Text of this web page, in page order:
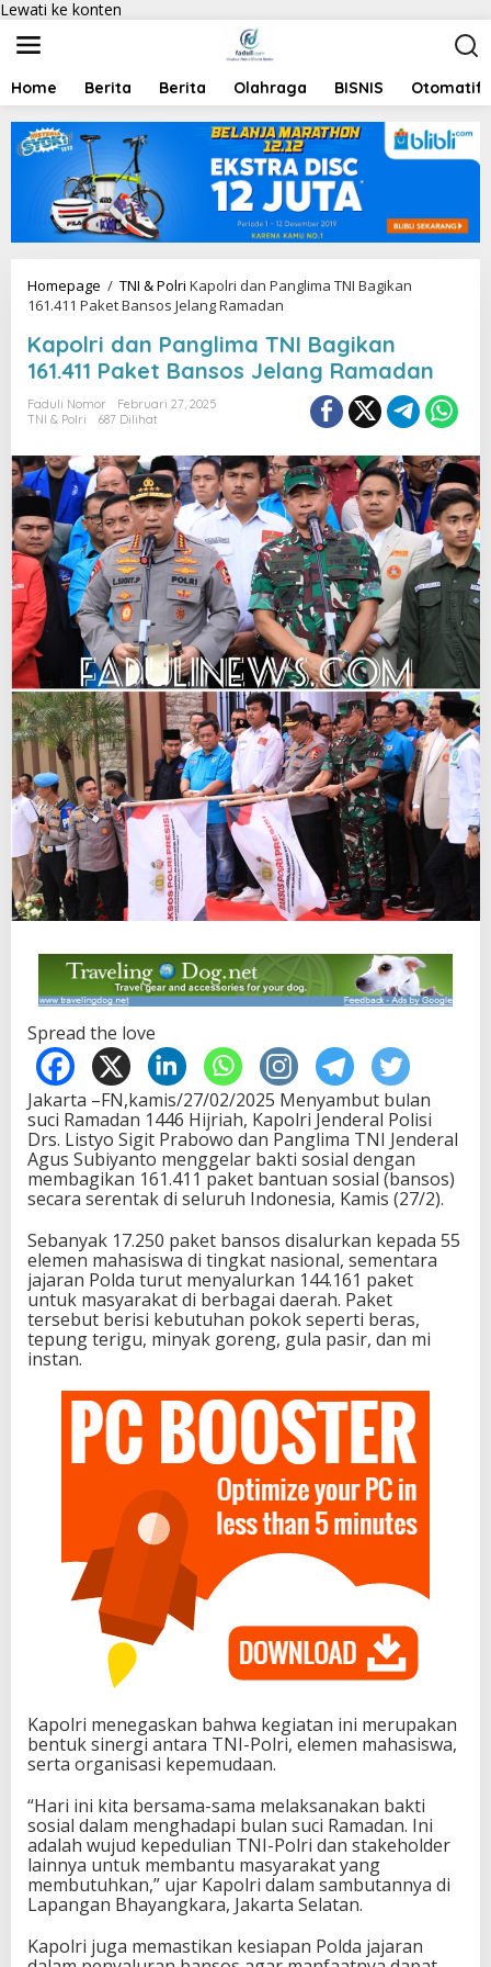
Lewati ke konten
Home Berita Berita Olahraga BISNIS Otomatif
Homepage / TNI & Polri Kapolri dan Panglima TNI Bagikan
161.411 Paket Bansos Jelang Ramadan
Kapolri dan Panglima TNI Bagikan
161.411 Paket Bansos Jelang Ramadan
Faduli Nomor
Februari 27, 2025
TNI & Polri
687 Dilihat
Spread the love
Jakarta –FN,kamis/27/02/2025 Menyambut bulan
suci Ramadan 1446 Hijriah, Kapolri Jenderal Polisi
Drs. Listyo Sigit Prabowo dan Panglima TNI Jenderal
Agus Subiyanto menggelar bakti sosial dengan
membagikan 161.411 paket bantuan sosial (bansos)
secara serentak di seluruh Indonesia, Kamis (27/2).
Sebanyak 17.250 paket bansos disalurkan kepada 55
elemen mahasiswa di tingkat nasional, sementara
jajaran Polda turut menyalurkan 144.161 paket
untuk masyarakat di berbagai daerah. Paket
tersebut berisi kebutuhan pokok seperti beras,
tepung terigu, minyak goreng, gula pasir, dan mi
instan.
Kapolri menegaskan bahwa kegiatan ini merupakan
bentuk sinergi antara TNI-Polri, elemen mahasiswa,
serta organisasi kepemudaan.
“Hari ini kita bersama-sama melaksanakan bakti
sosial dalam menghadapi bulan suci Ramadan. Ini
adalah wujud kepedulian TNI-Polri dan stakeholder
lainnya untuk membantu masyarakat yang
membutuhkan,” ujar Kapolri dalam sambutannya di
Lapangan Bhayangkara, Jakarta Selatan.
Kapolri juga memastikan kesiapan Polda jajaran